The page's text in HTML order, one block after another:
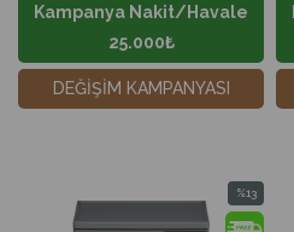
Kampanya Nakit/Havale
25.000₺
DEĞİŞİM KAMPANYASI
%13
İndirim